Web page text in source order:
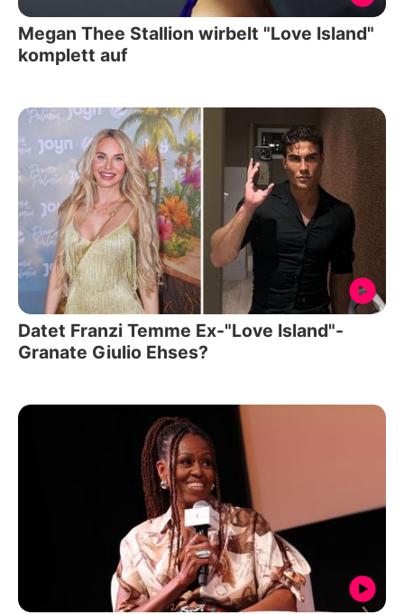
Megan Thee Stallion wirbelt "Love Island"
komplett auf
Datet Franzi Temme Ex-"Love Island"-
Granate Giulio Ehses?